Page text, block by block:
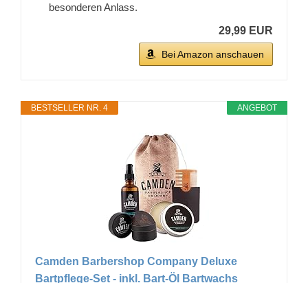
besonderen Anlass.
29,99 EUR
Bei Amazon anschauen
ANGEBOT
BESTSELLER NR. 4
Camden Barbershop Company Deluxe
Bartpflege-Set - inkl. Bart-Öl Bartwachs